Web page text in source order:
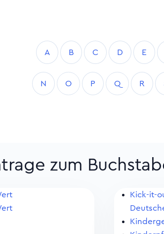
A B C D E
N O P Q R
zum
Kick-it-